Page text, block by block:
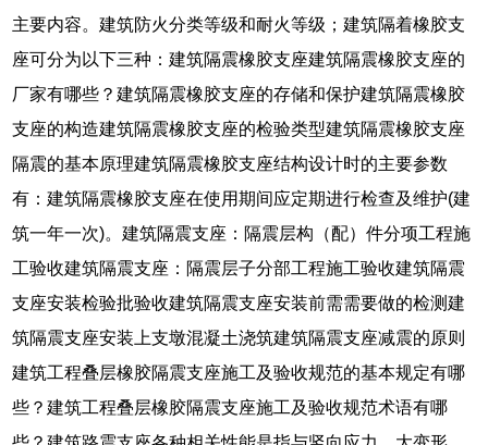
主要内容。建筑防火分类等级和耐火等级；建筑隔着橡胶支
座可分为以下三种：建筑隔震橡胶支座建筑隔震橡胶支座的
厂家有哪些？建筑隔震橡胶支座的存储和保护建筑隔震橡胶
支座的构造建筑隔震橡胶支座的检验类型建筑隔震橡胶支座
隔震的基本原理建筑隔震橡胶支座结构设计时的主要参数
有：建筑隔震橡胶支座在使用期间应定期进行检查及维护(建
筑一年一次)。建筑隔震支座：隔震层构（配）件分项工程施
工验收建筑隔震支座：隔震层子分部工程施工验收建筑隔震
支座安装检验批验收建筑隔震支座安装前需需要做的检测建
筑隔震支座安装上支墩混凝土浇筑建筑隔震支座减震的原则
建筑工程叠层橡胶隔震支座施工及验收规范的基本规定有哪
些？建筑工程叠层橡胶隔震支座施工及验收规范术语有哪